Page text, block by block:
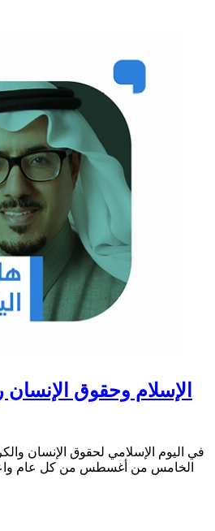
الإسلام وحقوق
في اليوم الإسلامي لحقوق الإنسان
الخامس من أغسطس من كل عام